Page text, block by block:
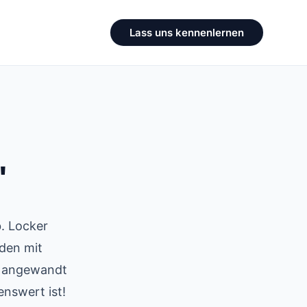
Lass uns kennenlernen
Locker
mit
ist!